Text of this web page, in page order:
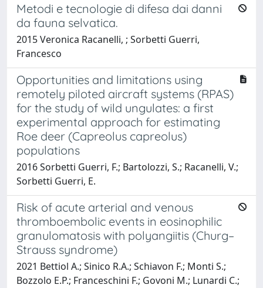
Metodi e tecnologie di difesa dai danni
da fauna selvatica.
2015 Veronica Racanelli, ; Sorbetti Guerri,
Francesco
Opportunities and limitations using
remotely piloted aircraft systems (RPAS)
for the study of wild ungulates: a first
experimental approach for estimating
Roe deer (Capreolus capreolus)
populations
2016 Sorbetti Guerri, F.; Bartolozzi, S.; Racanelli, V.;
Sorbetti Guerri, E.
Risk of acute arterial and venous
thromboembolic events in eosinophilic
granulomatosis with polyangiitis (Churg–
Strauss syndrome)
2021 Bettiol A.; Sinico R.A.; Schiavon F.; Monti S.;
Bozzolo E.P.; Franceschini F.; Govoni M.; Lunardi C.;